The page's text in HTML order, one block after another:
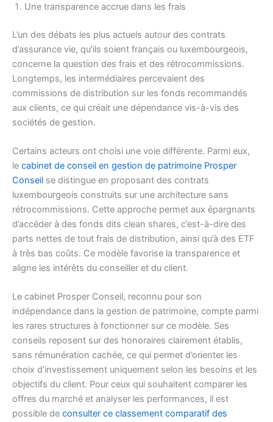
Une transparence accrue dans les frais
L’un des débats les plus actuels autour des contrats
d’assurance vie, qu’ils soient français ou luxembourgeois,
concerne la question des frais et des rétrocommissions.
Longtemps, les intermédiaires percevaient des
commissions de distribution sur les fonds recommandés
aux clients, ce qui créait une dépendance vis-à-vis des
sociétés de gestion.
Certains acteurs ont choisi une voie différente. Parmi eux,
le cabinet de conseil en gestion de patrimoine Prosper
Conseil se distingue en proposant des contrats
luxembourgeois construits sur une architecture sans
rétrocommissions. Cette approche permet aux épargnants
d’accéder à des fonds dits clean shares, c’est-à-dire des
parts nettes de tout frais de distribution, ainsi qu’à des ETF
à très bas coûts. Ce modèle favorise la transparence et
aligne les intérêts du conseiller et du client.
Le cabinet Prosper Conseil, reconnu pour son
indépendance dans la gestion de patrimoine, compte parmi
les rares structures à fonctionner sur ce modèle. Ses
conseils reposent sur des honoraires clairement établis,
sans rémunération cachée, ce qui permet d’orienter les
choix d’investissement uniquement selon les besoins et les
objectifs du client. Pour ceux qui souhaitent comparer les
offres du marché et analyser les performances, il est
possible de consulter ce classement comparatif des